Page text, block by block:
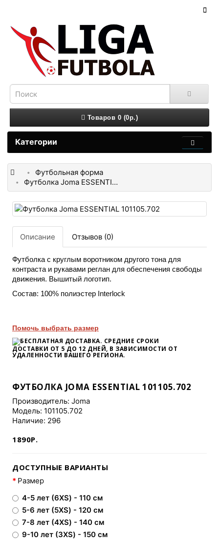
Товаров 0 (0р.)
Категории
Футбольная форма
Футболка Joma ESSENTIAL 101105.702
Описание Отзывов (0)
Футболка с круглым воротником другого тона для
контраста и рукавами реглан для обеспечения свободы
движения. Вышитый логотип.
Состав: 100% полиэстер Interlock
Помочь выбрать размер
БЕСПЛАТНАЯ ДОСТАВКА. СРЕДНИЕ СРОКИ
ДОСТАВКИ ОТ 5 ДО 12 ДНЕЙ, В ЗАВИСИМОСТИ ОТ
УДАЛЕННОСТИ ВАШЕГО РЕГИОНА.
ФУТБОЛКА JOMA ESSENTIAL 101105.702
Производитель: Joma
Модель: 101105.702
Наличие: 296
1890Р.
ДОСТУПНЫЕ ВАРИАНТЫ
Размер
4-5 лет (6XS) - 110 см
5-6 лет (5XS) - 120 см
7-8 лет (4XS) - 140 см
9-10 лет (3XS) - 150 см